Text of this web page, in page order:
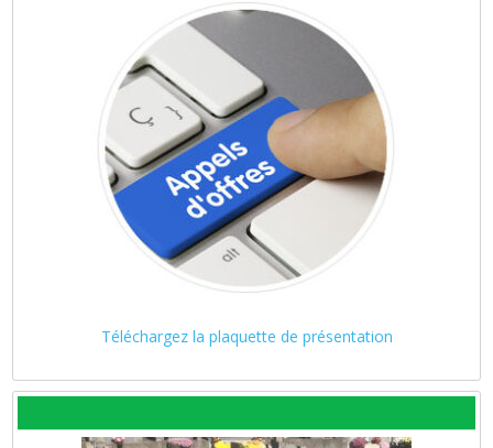
Téléchargez la plaquette de présentation